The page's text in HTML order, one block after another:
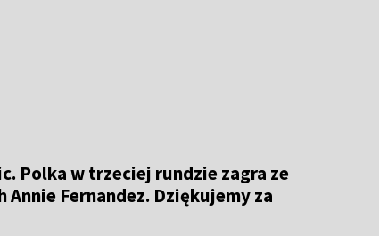
Polka w trzeciej rundzie zagra ze
Fernandez. Dziękujemy za